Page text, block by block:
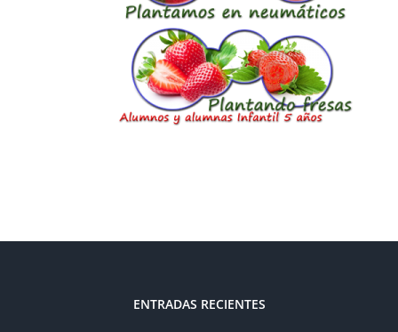
ENTRADAS RECIENTES